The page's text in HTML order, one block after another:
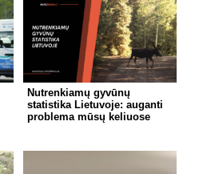
Nutrenkiamų gyvūnų
statistika Lietuvoje: auganti
problema mūsų keliuose